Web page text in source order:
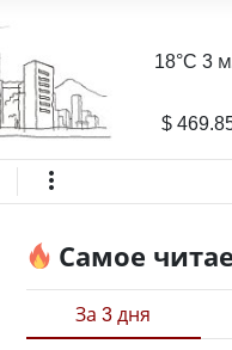
18°C 3
$
Самое
За 3 дня